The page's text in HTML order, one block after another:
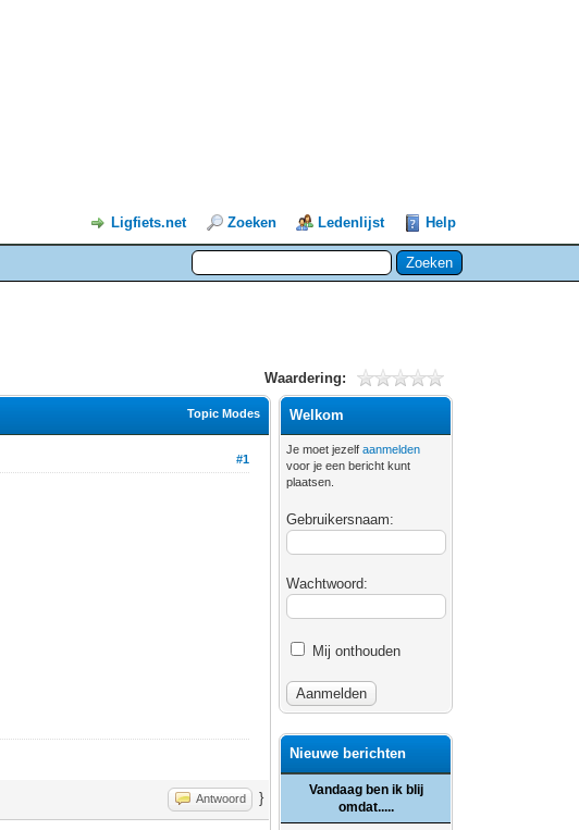
Ligfiets.net Zoeken Ledenlijst Help
Waardering:
Topic Modes
#1
Antwoord }
Welkom
Je moet jezelfaanmelden
voor je een bericht kunt
plaatsen.
Gebruikersnaam:
Wachtwoord:
Mij onthouden
Nieuwe berichten
Vandaag ben ik blij
omdat.....